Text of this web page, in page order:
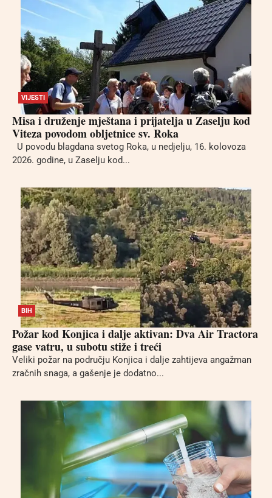
VIJESTI
Misa i druženje mještana i prijatelja u Zaselju kod
Viteza povodom obljetnice sv. Roka
U povodu blagdana svetog Roka, u nedjelju, 16. kolovoza
2026. godine, u Zaselju kod...
BIH
Požar kod Konjica i dalje aktivan: Dva Air Tractora
gase vatru, u subotu stiže i treći
Veliki požar na području Konjica i dalje zahtijeva angažman
zračnih snaga, a gašenje je dodatno...